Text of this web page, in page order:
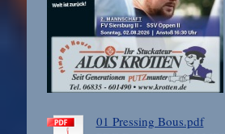
01 Pressing Bous.pdf